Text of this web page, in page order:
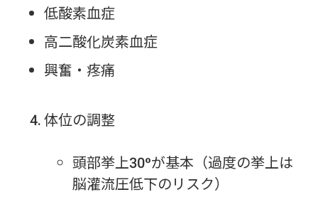
低酸素血症
高二酸化炭素血症
興奮・疼痛
体位の調整
頭部挙上30°が基本（過度の挙上は
脳灌流圧低下のリスク）